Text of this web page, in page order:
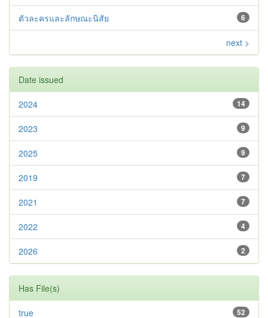
6
ตัวละครและลักษณะนิสัย
next >
Date issued
14
2024
9
2023
9
2025
7
2019
7
2021
4
2022
2
2026
Has File(s)
52
true